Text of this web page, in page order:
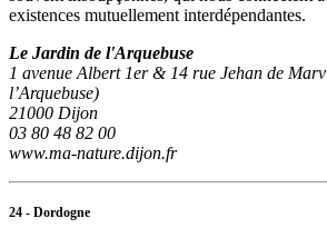
existences mutuellement interdépendantes.
Le Jardin de l'Arquebuse
1 avenue Albert 1er & 14 rue Jehan de
l’Arquebuse)
21000 Dijon
03 80 48 82 00
www.ma-nature.dijon.fr
24 - Dordogne